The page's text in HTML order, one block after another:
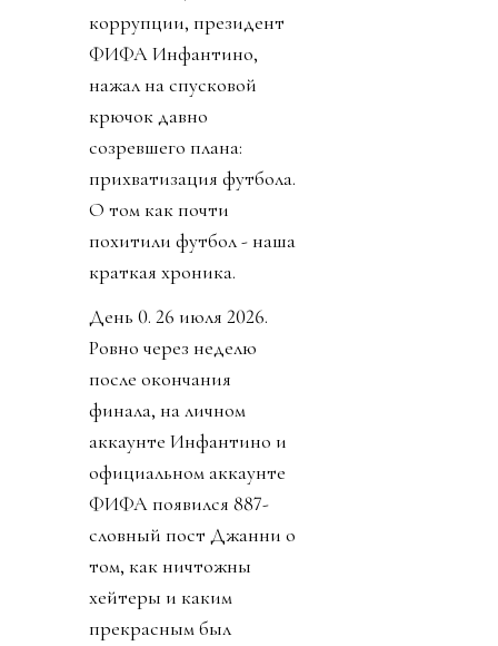
коррупции, президент
ФИФА Инфантино,
нажал на спусковой
крючок давно
созревшего плана:
прихватизация футбола.
О том как почти
похитили футбол - наша
краткая хроника.
День 0. 26 июля 2026.
Ровно через неделю
после окончания
финала, на личном
аккаунте Инфантино и
официальном аккаунте
ФИФА появился 887-
словный пост Джанни о
том, как ничтожны
хейтеры и каким
прекрасным был